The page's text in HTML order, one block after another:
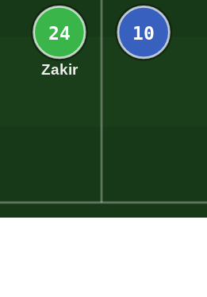
24
Zakir
10